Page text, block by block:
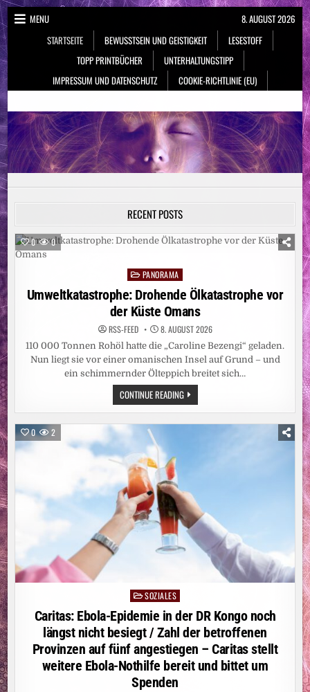
Skip
to
content
MENU
STARTSEITE
BEWUSSTSEIN UND GEISTIGKEIT
LESESTOFF
TOPP PRINTBÜCHER
UNTERHALTUNGSTIPP
IMPRESSUM UND DATENSCHUTZ
COOKIE-RICHTLINIE (EU)
8. AUGUST 2026
NeueSpiritualität.de
RECENT POSTS
0 0
Posted
in
PANORAMA
Umweltkatastrophe: Drohende Ölkatastrophe vor
der Küste Omans
RSS-FEED 8. AUGUST 2026
110 000 Tonnen Rohöl hatte die „Caroline Bezengi“ geladen.
Nun liegt sie vor einer omanischen Insel auf Grund – und
ein schimmernder Ölteppich breitet sich…
CONTINUE READINGUMWELTKATASTROPHE:
DROHENDE
ÖLKATASTROPHE
0 2
Posted
in
SOZIALES
Caritas: Ebola-Epidemie in der DR Kongo noch
längst nicht besiegt / Zahl der betroffenen
Provinzen auf fünf angestiegen – Caritas stellt
weitere Ebola-Nothilfe bereit und bittet um
Spenden